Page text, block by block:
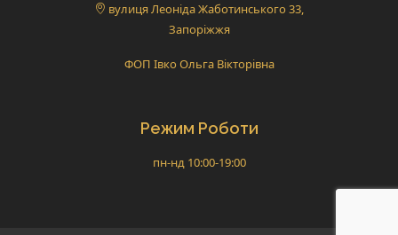
вулиця Леоніда Жаботинського 33,
Запоріжжя
ФОП Івко Ольга Вікторівна
Режим Роботи
пн-нд 10:00-19:00